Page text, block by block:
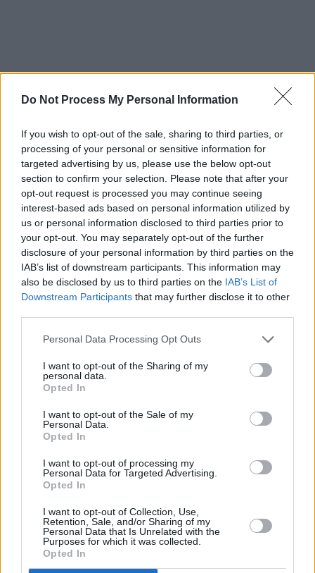
Do Not Process My Personal Information
If you wish to opt-out of the sale, sharing to third parties, or
processing of your personal or sensitive information for
targeted advertising by us, please use the below opt-out
section to confirm your selection. Please note that after your
opt-out request is processed you may continue seeing
interest-based ads based on personal information utilized by
us or personal information disclosed to third parties prior to
your opt-out. You may separately opt-out of the further
disclosure of your personal information by third parties on the
IAB’s list of downstream participants. This information may
also be disclosed by us to third parties on the IAB’s List of
Downstream Participants that may further disclose it to other
Personal Data Processing Opt Outs
I want to opt-out of the Sharing of my
personal data.
Opted In
I want to opt-out of the Sale of my
Personal Data.
Opted In
I want to opt-out of processing my
Personal Data for Targeted Advertising.
Opted In
I want to opt-out of Collection, Use,
Retention, Sale, and/or Sharing of my
Personal Data that Is Unrelated with the
Purposes for which it was collected.
Opted In
Alle Sender
300: Rise of an Empire
2014
Übersicht
Im neuen Kapitel der epischen Saga kämpft der griechische General